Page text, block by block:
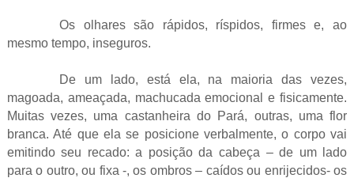
Os olhares são rápidos, ríspidos, firmes e, ao
mesmo tempo, inseguros.
De um lado, está ela, na maioria das vezes,
magoada, ameaçada, machucada emocional e fisicamente.
Muitas vezes, uma castanheira do Pará, outras, uma flor
branca. Até que ela se posicione verbalmente, o corpo vai
emitindo seu recado: a posição da cabeça – de um lado
para o outro, ou fixa -, os ombros – caídos ou enrijecidos- os